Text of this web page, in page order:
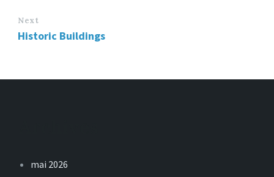
Next
Historic Buildings
mai 2026